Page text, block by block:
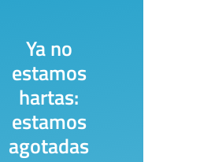
Ya no
estamos
hartas:
estamos
agotadas